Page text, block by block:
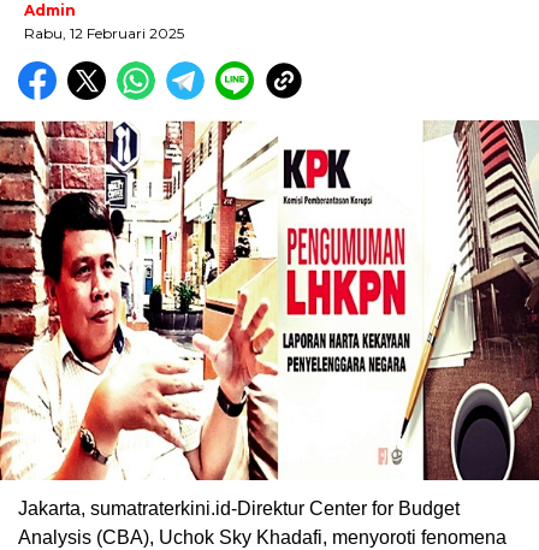
Admin
Rabu, 12 Februari 2025
Jakarta, sumatraterkini.id-Direktur Center for Budget
Analysis (CBA), Uchok Sky Khadafi, menyoroti fenomena